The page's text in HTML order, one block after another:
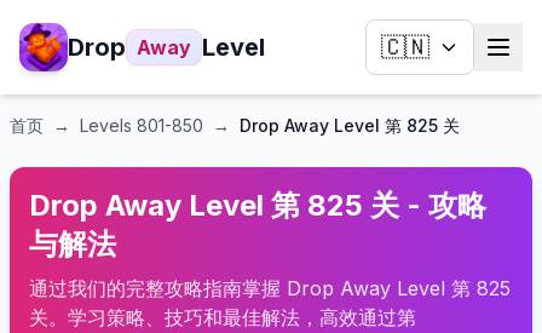
Drop Away Level 🇨🇳
首页 → Levels 801-850 → Drop Away Level 第 825 关
Drop Away Level 第 825 关 - 攻略
与解法
通过我们的完整攻略指南掌握 Drop Away Level 第 825
关。学习策略、技巧和最佳解法，高效通过第